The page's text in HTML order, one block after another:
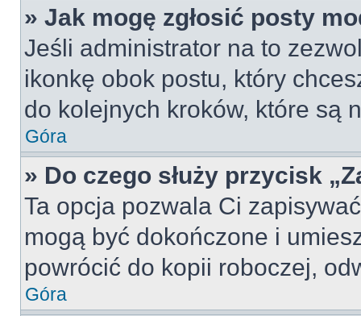
» Jak mogę zgłosić posty
Jeśli administrator na to
ikonkę obok postu, który
do kolejnych kroków, które są
Góra
» Do czego służy przycisk
Ta opcja pozwala Ci
mogą być dokończone i
powrócić do kopii roboczej,
Góra